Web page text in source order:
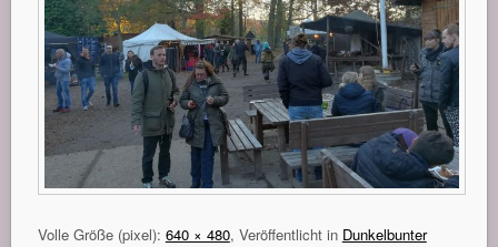
Volle Größe (pixel): 640 × 480, Veröffentlicht in Dunkelbunter